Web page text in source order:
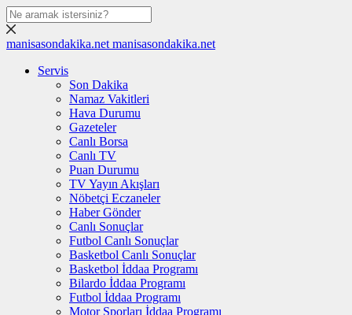
manisasondakika.net manisasondakika.net
Servis
Son Dakika
Namaz Vakitleri
Hava Durumu
Gazeteler
Canlı Borsa
Canlı TV
Puan Durumu
TV Yayın Akışları
Nöbetçi Eczaneler
Haber Gönder
Canlı Sonuçlar
Futbol Canlı Sonuçlar
Basketbol Canlı Sonuçlar
Basketbol İddaa Programı
Bilardo İddaa Programı
Futbol İddaa Programı
Motor Sporları İddaa Programı